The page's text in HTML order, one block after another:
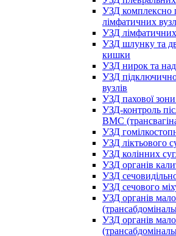
УЗД комплексно
лімфатичних
УЗД
УЗД шлунку та
кишки
УЗД нирок та
УЗД
вузлів
УЗД пахової
УЗД-контроль
ВМС
УЗД
УЗД ліктьового
УЗД колінних
УЗД органів
УЗД
УЗД сечового
УЗД органів
УЗД органів